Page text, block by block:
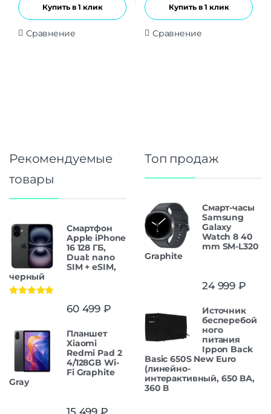
Купить в 1 клик
Сравнение
Купить в 1 клик
Сравнение
Рекомендуемые
товары
Смартфон
Apple iPhone
16 128 ГБ,
Dual: nano
SIM + eSIM,
черный
60 499 ₽
Планшет
Xiaomi
Redmi Pad 2
4/128GB Wi-
Fi Graphite
Gray
15 499 ₽
Топ продаж
Смарт-часы
Samsung
Galaxy
Watch 8 40
mm SM-L320
Graphite
24 999 ₽
Источник
бесперебой
ного
питания
Ippon Back
Basic 650S New Euro
(линейно-
интерактивный, 650 ВА,
360 В